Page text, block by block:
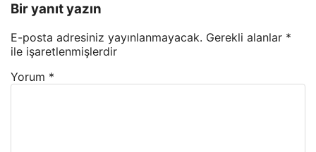
Bir yanıt yazın
E-posta adresiniz yayınlanmayacak. Gerekli alanlar *
ile işaretlenmişlerdir
Yorum *